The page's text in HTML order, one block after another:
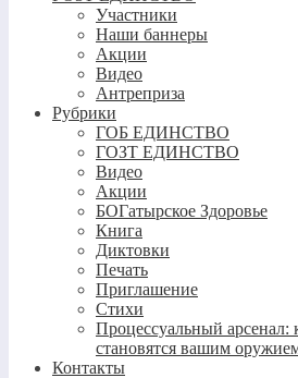
Участники
Наши баннеры
Акции
Видео
Антреприза
Рубрики
ГОБ ЕДИНСТВО
ГОЗТ ЕДИНСТВО
Видео
Акции
БОГатырское Здоровье
Книга
Диктовки
Печать
Приглашение
Стихи
Процессуальный арсенал:
становятся вашим
Контакты